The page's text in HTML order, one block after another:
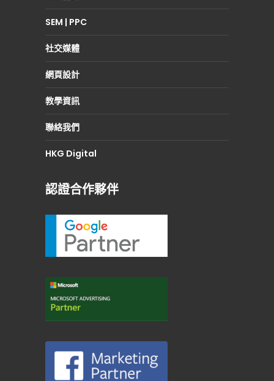
SEM | PPC
社交媒體
網頁設計
教學資訊
聯絡我們
HKG Digital
認證合作夥伴